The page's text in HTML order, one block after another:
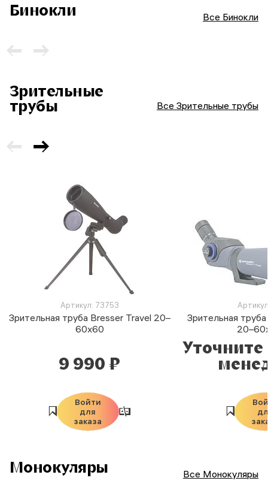
Бинокли Все Бинокли
Зрительные
трубы
Все Зрительные трубы
Артикул: 73753
Зрительная труба Bresser Travel 20–
60x60
9 990 ₽
Войти
для
заказа
Зрительная
Уточните
Монокуляры Все Монокуляры